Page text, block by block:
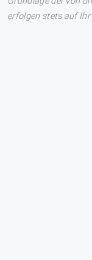
erfolgen stets auf Ihr